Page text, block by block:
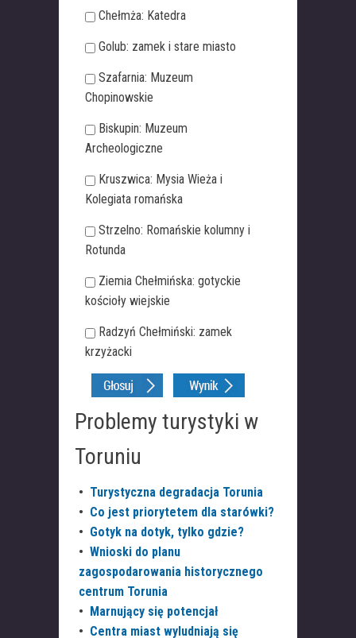
Chełmża: Katedra
Golub: zamek i stare miasto
Szafarnia: Muzeum
Chopinowskie
Biskupin: Muzeum
Archeologiczne
Kruszwica: Mysia Wieża i
Kolegiata romańska
Strzelno: Romańskie kolumny i
Rotunda
Ziemia Chełmińska: gotyckie
kościoły wiejskie
Radzyń Chełmiński: zamek
krzyżacki
Problemy turystyki w
Toruniu
• Turystyczna degradacja Torunia
• Co jest priorytetem dla starówki?
• Gotyk na dotyk, tylko gdzie?
• Wnioski do planu
zagospodarowania historycznego
centrum Torunia
•
Marnujący się potencjał
• Centra miast wyludniają się